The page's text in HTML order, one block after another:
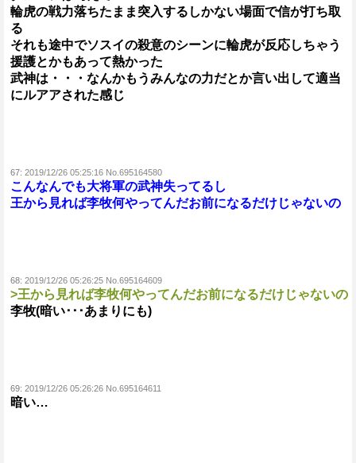
輪虎の戦力落ちたまま突入するしかない場面で信が打ち取
る
それも途中でソスイの殺意のシーンに輪虎が反応しちゃう
援護とかもあって熱かった
武神は・・・なんかもうみんなの力だとか言い出して適当
にルアアされた感じ
67: 2019/12/26 05:25:16 No.695164580
こんなんでも大将軍の武神失ってるし
王から見れば李牧何やってんだお前になるだけじゃないの
68: 2019/12/26 05:26:25 No.695164609
>王から見れば李牧何やってんだお前になるだけじゃないの
李牧(暗い･･･あまりにも)
69: 2019/12/26 05:26:26 No.695164611
暗い…